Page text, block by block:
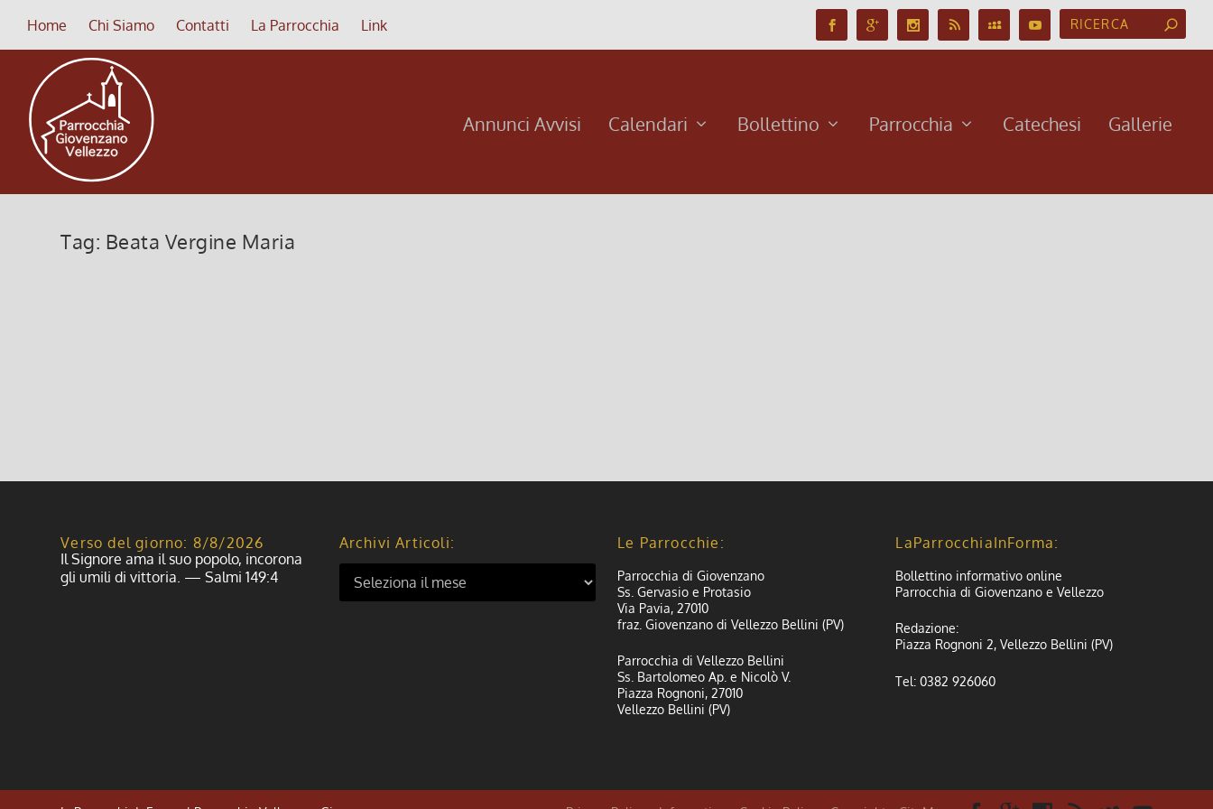
Home Chi Siamo Contatti La Parrocchia Link
Annunci Avvisi Calendari Bollettino Parrocchia Catechesi Gallerie
Tag: Beata Vergine Maria
Verso del giorno: 8/8/2026
Il Signore ama il suo popolo, incorona
gli umili di vittoria. — Salmi 149:4
Archivi Articoli: Le Parrocchie:
Parrocchia di Giovenzano
Ss. Gervasio e Protasio
Via Pavia, 27010
fraz. Giovenzano di Vellezzo Bellini (PV)
Parrocchia di Vellezzo Bellini
Ss. Bartolomeo Ap. e Nicolò V.
Piazza Rognoni, 27010
Vellezzo Bellini (PV)
LaParrocchiaInForma:
Bollettino informativo online
Parrocchia di Giovenzano e Vellezzo
Redazione:
Piazza Rognoni 2, Vellezzo Bellini (PV)
Tel: 0382 926060